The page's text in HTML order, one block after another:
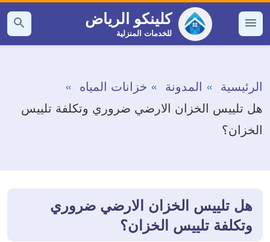
التجاوز
إلى القائمة
كلينكو الرياض
للخدمات المنزلية
بحث
عن
الرئيسية المدونة
خزانات المياه
هل تلييس الخزان الارضي ضروري وتكلفة تلييس
الخزان؟
هل تلييس الخزان الارضي ضروري
وتكلفة تلييس الخزان؟